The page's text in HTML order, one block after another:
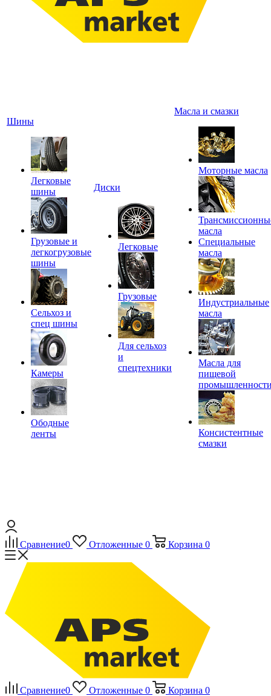
Шины
Легковые
шины
Грузовые и
легкогрузовые
шины
Сельхоз и
спец шины
Камеры
Ободные
ленты
Диски
Легковые
Грузовые
Для сельхоз
и
спецтехники
Масла и смазки
Моторные масла
масла
Специальные
масла
Индустриальные
масла
Масла для
пищевой
Консистентные
смазки
Сравнение0 Отложенные 0 Корзина 0
Сравнение0 Отложенные 0 Корзина 0